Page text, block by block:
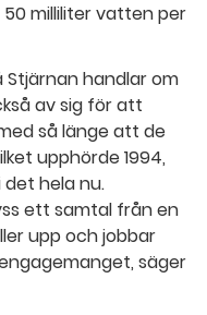
milliliter vatten per
Stjärnan handlar om
av sig för att
så länge att de
upphörde 1994,
hela nu.
ett samtal från en
upp och jobbar
säger